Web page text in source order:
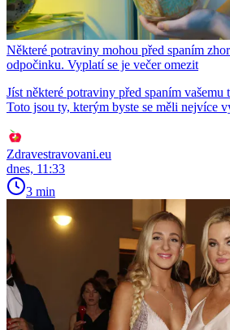
Některé potraviny mohou před spaním
odpočinku. Vyplatí se je večer omezit
Jíst některé potraviny před spaním vašemu
Toto jsou ty, kterým byste se měli nejvíce
Zdravestravovani.eu
dnes, 11:33
3 min